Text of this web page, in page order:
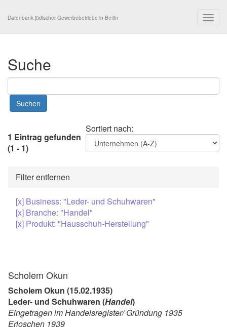
Datenbank jüdischer Gewerbebetriebe in Berlin
Suche
Sortiert nach:
1 Eintrag gefunden
(1 - 1)
Filter entfernen
[x] Business: "Leder- und Schuhwaren"
[x] Branche: "Handel"
[x] Produkt: "Hausschuh-Herstellung"
Scholem Okun
Scholem Okun (15.02.1935)
Leder- und Schuhwaren (Handel)
Eingetragen im Handelsregister/ Gründung 1935
Erloschen 1939